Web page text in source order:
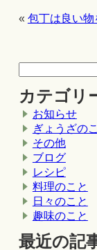
« 包丁は良い物
カテゴリ
お知らせ
ぎょうざの
その他
ブログ
レシピ
料理のこと
日々のこと
趣味のこと
最近の記